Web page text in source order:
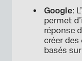
Google:
permet
réponse
créer des
basés